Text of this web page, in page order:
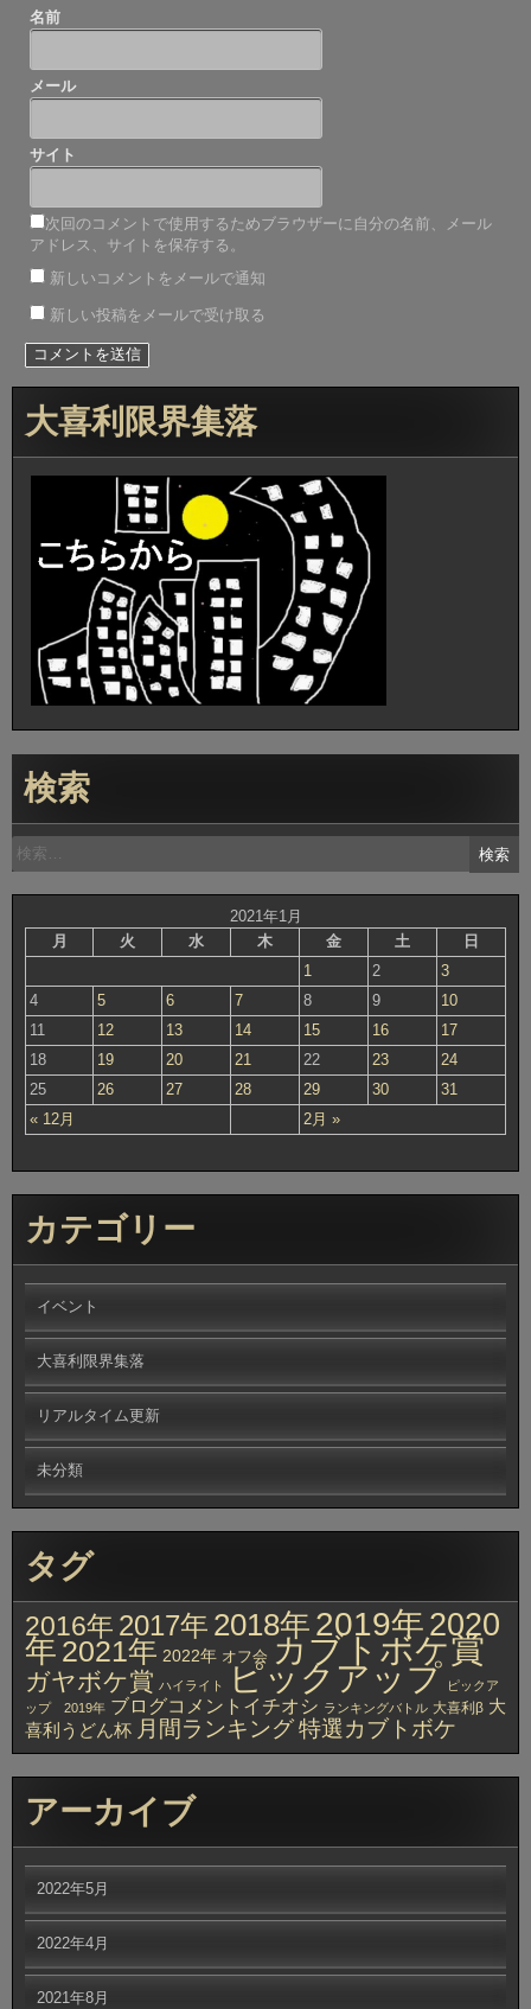
名前
メール
サイト
次回のコメントで使用するためブラウザーに自分の名前、メール
アドレス、サイトを保存する。
新しいコメントをメールで通知
新しい投稿をメールで受け取る
大喜利限界集落
検索
検
索:
2021年1月
月
火 水 木 金 土 日
« 12月 2月 »
1 2
3
4
5 6 7 8 9
10
11
12 13 14 15 16
17
18
19 20 21 22 23
24
25
26 27 28 29 30 31
カテゴリー
イベント
大喜利限界集落
リアルタイム更新
未分類
タグ
2016年 2017年 2018年 2019年2020
年 2021年 2022年 オフ会 カブトボケ賞
ガヤボケ賞 ハイライト ピックアップ ピックア
ップ 2019年 ブログコメントイチオシ ランキングバトル 大喜利β 大
喜利うどん杯 月間ランキング特選カブトボケ
アーカイブ
2022年5月
2022年4月
2021年8月